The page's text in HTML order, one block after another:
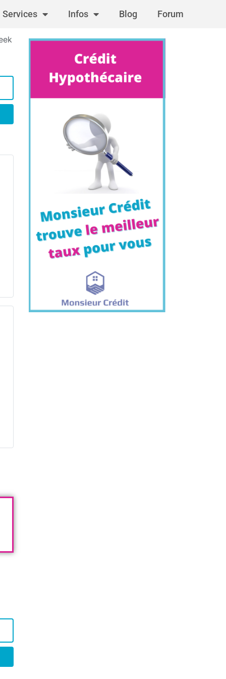
Services Infos Blog Forum